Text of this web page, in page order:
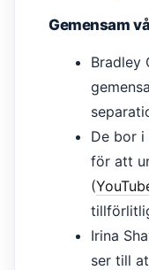
Gemensam
Bradley
De bor i
för att
(
Irina
ser till